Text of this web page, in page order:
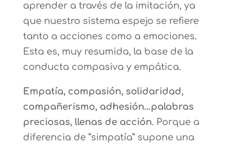
aprender a través de la imitación, ya
que nuestro sistema espejo se refiere
tanto a acciones como a emociones.
Esta es, muy resumida, la base de la
conducta compasiva y empática.
Empatía, compasión, solidaridad,
compañerismo, adhesión…palabras
preciosas, llenas de acción. Porque a
diferencia de “simpatía” supone una